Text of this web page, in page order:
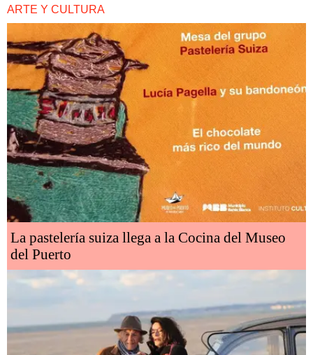
ARTE Y CULTURA
La pastelería suiza llega a la Cocina del Museo
del Puerto